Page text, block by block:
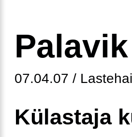
07.04.07 /
Külastaja